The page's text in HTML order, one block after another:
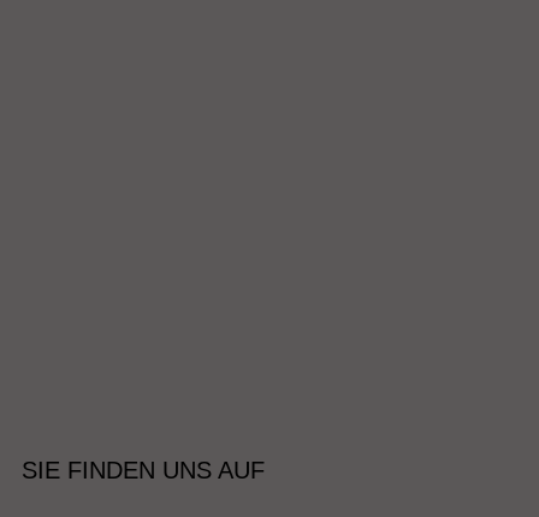
SIE FINDEN UNS AUF